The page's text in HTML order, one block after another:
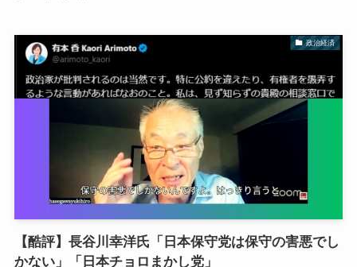
政治経済
【酷評】長谷川幸洋氏「日本保守党は保守の害悪でし
かない」「日本チョロまかし党」